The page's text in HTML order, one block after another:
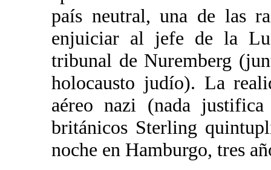
país neutral, una de las
enjuiciar al jefe de la
tribunal de Nuremberg
holocausto judío). La
aéreo nazi (nada
británicos Sterling
noche en Hamburgo, tres